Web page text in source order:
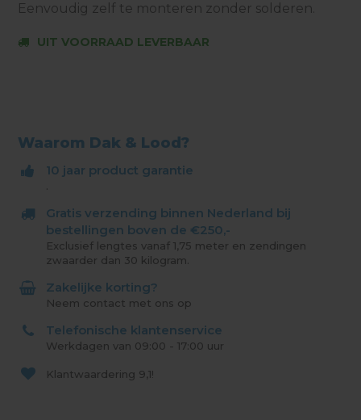
Eenvoudig zelf te monteren zonder solderen.
UIT VOORRAAD LEVERBAAR
Waarom Dak & Lood?
10 jaar product garantie
.
Gratis verzending binnen Nederland bij
bestellingen boven de €250,-
Exclusief lengtes vanaf 1,75 meter en zendingen
zwaarder dan 30 kilogram.
Zakelijke korting?
Neem contact met ons op
Telefonische klantenservice
Werkdagen van 09:00 - 17:00 uur
Klantwaardering 9,1!